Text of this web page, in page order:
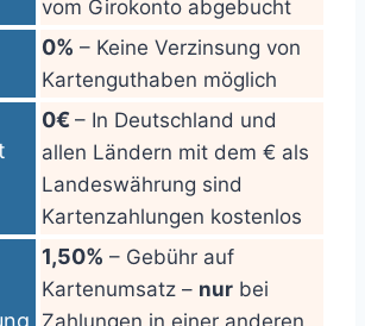
vom Girokonto abgebucht
0% – Keine Verzinsung von
Kartenguthaben möglich
0€ – In Deutschland und
allen Ländern mit dem € als
Landeswährung sind
Kartenzahlungen kostenlos
1,50% – Gebühr auf
Kartenumsatz – nur bei